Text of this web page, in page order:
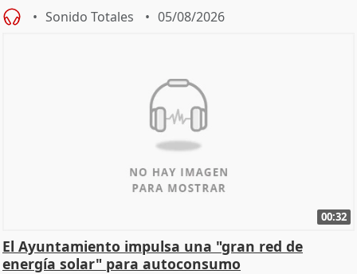
Sonido Totales 05/08/2026
00:32
El Ayuntamiento impulsa una "gran red de
energía solar" para autoconsumo